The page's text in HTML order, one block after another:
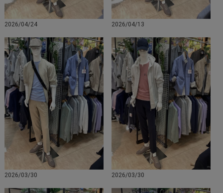
2026/04/24 2026/04/13
2026/03/30 2026/03/30